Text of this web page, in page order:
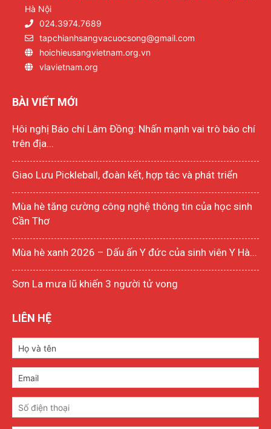
Hà Nội
024.3974.7689
tapchianhsangvacuocsong@gmail.com
hoichieusangvietnam.org.vn
vlavietnam.org
BÀI VIẾT MỚI
Hôi nghị Báo chí Lâm Đồng: Nhấn mạnh vai trò báo chí
trên địa...
Giao Lưu Pickleball, đoàn kết, hợp tác và phát triển
Mùa hè tăng cường công nghệ thông tin của học sinh
Cần Thơ
Mùa hè xanh 2026 – Dấu ấn Y đức của sinh viên Y Hà...
Sơn La mưa lũ khiến 3 người tử vong
LIÊN HỆ